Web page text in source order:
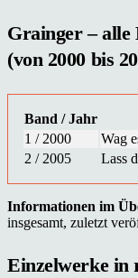
Grainger – alle
(von 2000 bis
Band / Jahr
1 / 2000
Wag
2 / 2005
Lass
Informationen im
insgesamt, zuletzt
Einzelwerke in